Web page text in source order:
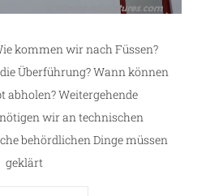
kommen wir nach Füssen?
Überführung? Wann können
abholen? Weitergehende
wir an technischen
behördlichen Dinge müssen
geklärt